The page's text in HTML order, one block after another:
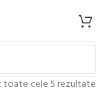
toate cele 5 rezultate